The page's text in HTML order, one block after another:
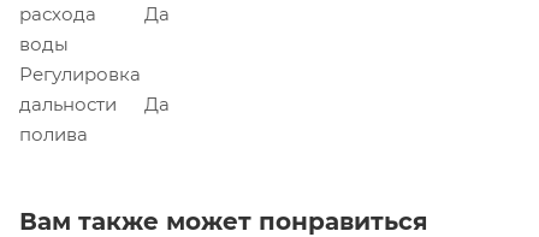
расхода
воды
Да
Регулировка
дальности
полива
Да
Вам также может понравиться